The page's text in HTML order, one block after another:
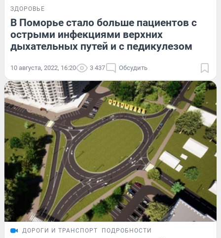
ЗДОРОВЬЕ
В Поморье стало больше пациентов с
острыми инфекциями верхних
дыхательных путей и с педикулезом
10 августа, 2022, 16:20 3 437 Обсудить
ДОРОГИ И ТРАНСПОРТ ПОДРОБНОСТИ